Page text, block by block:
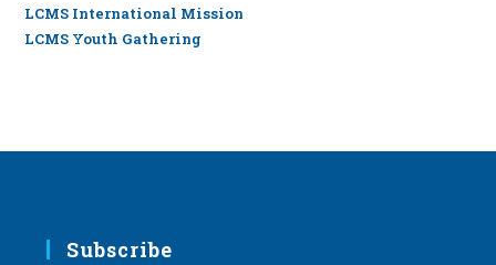
LCMS International Mission
LCMS Youth Gathering
Subscribe